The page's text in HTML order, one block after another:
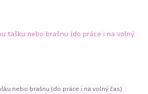
nebo brašnu (do práce i na volný čas)